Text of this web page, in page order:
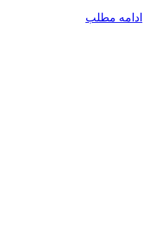
ادامه مطلب